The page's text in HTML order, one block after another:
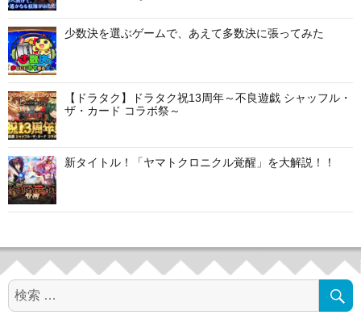
ン
少数決を選ぶゲームで、あえて多数決に張ってみた
【ドラタク】ドラタク祝13周年～不良遊戯 シャッフル・
ザ・カード コラボ祭～
新タイトル！「ヤマトクロニクル覚醒」を大解説！！
検
索